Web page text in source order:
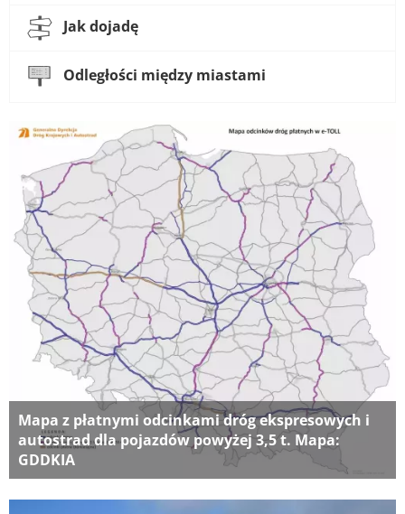
Jak dojadę
Odległości między miastami
Mapa z płatnymi odcinkami dróg ekspresowych i
autostrad dla pojazdów powyżej 3,5 t. Mapa:
GDDKIA